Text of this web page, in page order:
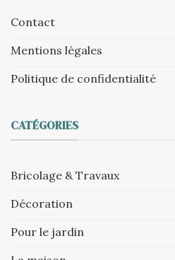
Contact
Mentions légales
Politique de confidentialité
CATÉGORIES
Bricolage & Travaux
Décoration
Pour le jardin